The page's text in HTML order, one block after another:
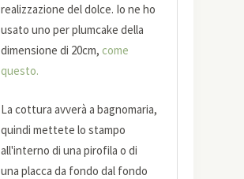
realizzazione del dolce. Io ne ho
usato uno per plumcake della
dimensione di 20cm, come
questo.
La cottura avverà a bagnomaria,
quindi mettete lo stampo
all'interno di una pirofila o di
una placca da fondo dal fondo